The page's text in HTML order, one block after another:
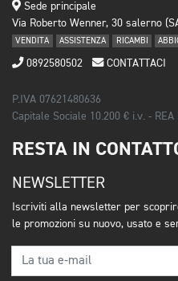
Sede principale
Via Roberto Wenner, 30 salerno
VENDITA ASSISTENZA RICAMBI
0892580502 CONTATTACI
P.IVA 07621480636
Capitale Sociale 10.200 € i.v. - REA
RESTA IN
NEWSLETTER
Iscriviti alla newsletter per
le promozioni su nuovo, usato e